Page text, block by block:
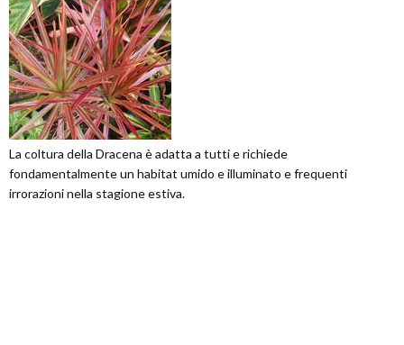
La coltura della Dracena è adatta a tutti e richiede
fondamentalmente un habitat umido e illuminato e frequenti
irrorazioni nella stagione estiva.